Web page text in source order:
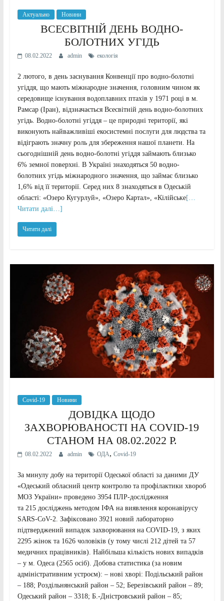
Актуально Новини
ВСЕСВІТНІЙ ДЕНЬ ВОДНО-
БОЛОТНИХ УГІДЬ
08.02.2022 admin екологія
2 лютого, в день заснування Конвенції про водно-болотні
угіддя, що мають міжнародне значення, головним чином як
середовище існування водоплавних птахів у 1971 році в м.
Рамсар (Іран), відзначається Всесвітній день водно-болотних
угідь. Водно-болотні угіддя – це природні території, які
виконують найважливіші екосистемні послуги для людства та
відіграють значну роль для збереження нашої планети. На
сьогоднішній день водно-болотні угіддя займають близько
6% земної поверхні. В Україні знаходяться 50 водно-
болотних угідь міжнародного значення, що займає близько
1,6% від її території. Серед них 8 знаходяться в Одеській
області: «Озеро Кугурлуй», «Озеро Картал», «Кілійське[…
Читати далі…]
Читати далі
Covid-19 Новини
ДОВІДКА ЩОДО
ЗАХВОРЮВАНОСТІ НА COVID-19
СТАНОМ НА 08.02.2022 Р.
08.02.2022 admin ОДА, Сovid-19
За минулу добу на території Одеської області за даними ДУ
«Одеський обласний центр контролю та профілактики хвороб
МОЗ України» проведено 3954 ПЛР-дослідження
та 215 досліджень методом ІФА на виявлення коронавірусу
SARS-CoV-2. Зафіксовано 3921 новий лабораторно
підтверджений випадок захворювання на COVID-19, з яких
2295 жінок та 1626 чоловіків (у тому числі 212 дітей та 57
медичних працівників). Найбільша кількість нових випадків
– у м. Одеса (2565 осіб). Добова статистика (за новим
адміністративним устроєм): – нові хворі: Подільський район
– 188; Роздільнянський район – 52; Березівський район – 89;
Одеський район – 3318; Б.-Дністровський район – 85;